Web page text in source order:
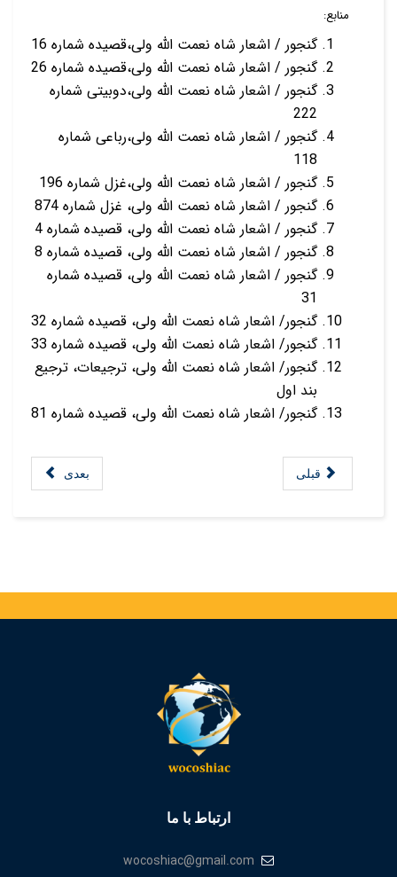
منابع:
گنجور / اشعار شاه نعمت الله ولی،قصیده شماره 16
گنجور / اشعار شاه نعمت الله ولی،قصیده شماره 26
گنجور / اشعار شاه نعمت الله ولی،دوبیتی شماره
222
گنجور / اشعار شاه نعمت الله ولی،رباعی شماره
118
گنجور / اشعار شاه نعمت الله ولی،غزل شماره 196
گنجور / اشعار شاه نعمت الله ولی، غزل شماره 874
گنجور / اشعار شاه نعمت الله ولی، قصیده شماره 4
گنجور / اشعار شاه نعمت الله ولی، قصیده شماره 8
گنجور / اشعار شاه نعمت الله ولی، قصیده شماره
31
گنجور/ اشعار شاه نعمت الله ولی، قصیده شماره 32
گنجور/ اشعار شاه نعمت الله ولی، قصیده شماره 33
گنجور/ اشعار شاه نعمت الله ولی، ترجیعات، ترجیع
بند اول
گنجور/ اشعار شاه نعمت الله ولی، قصیده شماره 81
قبلی بعدی
ارتباط با ما
wocoshiac@gmail.com